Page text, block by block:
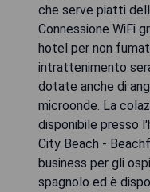
che serve piatti
Connessione WiFi
hotel per non
intrattenimento
dotate anche di
microonde. La
disponibile presso
City Beach -
business per gli
spagnolo ed è